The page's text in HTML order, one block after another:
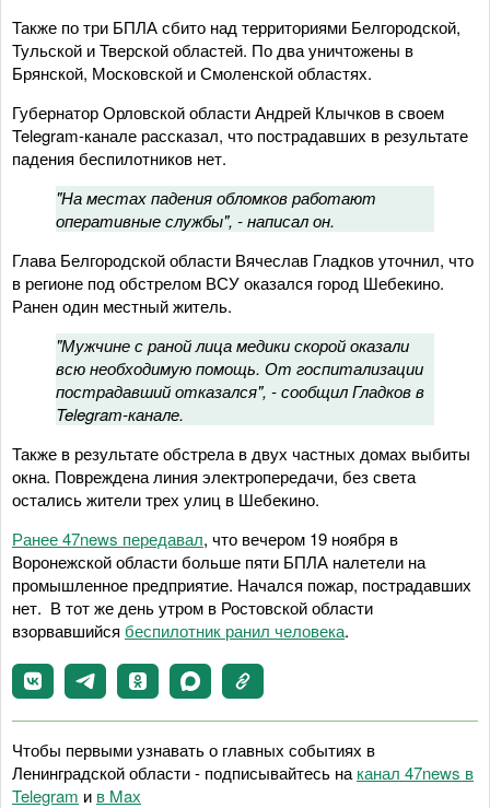
Также по три БПЛА сбито над территориями Белгородской,
Тульской и Тверской областей. По два уничтожены в
Брянской, Московской и Смоленской областях.
Губернатор Орловской области Андрей Клычков в своем
Telegram-канале рассказал, что пострадавших в результате
падения беспилотников нет.
"На местах падения обломков работают
оперативные службы", - написал он.
Глава Белгородской области Вячеслав Гладков уточнил, что
в регионе под обстрелом ВСУ оказался город Шебекино.
Ранен один местный житель.
"Мужчине с раной лица медики скорой оказали
всю необходимую помощь. От госпитализации
пострадавший отказался", - сообщил Гладков в
Telegram-канале.
Также в результате обстрела в двух частных домах выбиты
окна. Повреждена линия электропередачи, без света
остались жители трех улиц в Шебекино.
Ранее 47news передавал, что вечером 19 ноября в
Воронежской области больше пяти БПЛА налетели на
промышленное предприятие. Начался пожар, пострадавших
нет. В тот же день утром в Ростовской области
взорвавшийся беспилотник ранил человека.
Чтобы первыми узнавать о главных событиях в
Ленинградской области - подписывайтесь на канал 47news в
Telegram и в Maх